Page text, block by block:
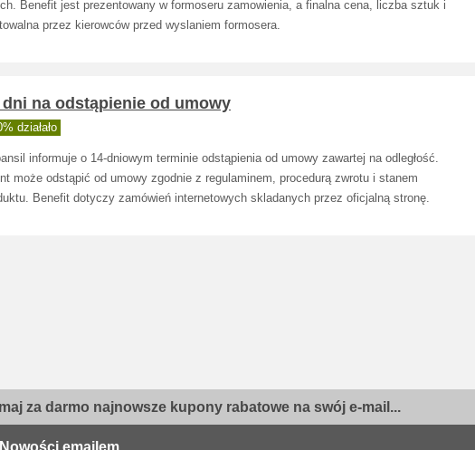
Benefit jest prezentowany w formoseru zamowienia, a finalna cena, liczba sztuk i
przez kierowców przed wyslaniem formosera.
dni na odstąpienie od umowy
działało
informuje o 14-dniowym terminie odstąpienia od umowy zawartej na odległość.
może odstąpić od umowy zgodnie z regulaminem, procedurą zwrotu i stanem
Benefit dotyczy zamówień internetowych skladanych przez oficjalną stronę.
za darmo najnowsze kupony rabatowe na swój e-mail...
Nowości emailem